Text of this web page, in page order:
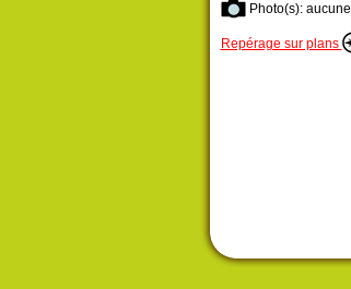
Photo(s): aucune
Repérage sur plans